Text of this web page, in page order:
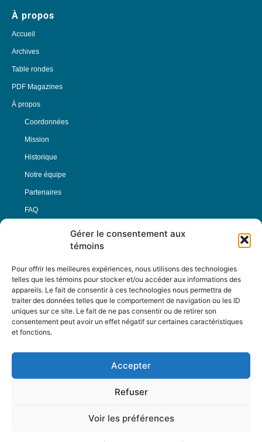
Gérer le consentement aux
témoins
Pour offrir les meilleures expériences, nous utilisons des technologies
telles que les témoins pour stocker et/ou accéder aux informations des
appareils. Le fait de consentir à ces technologies nous permettra de
traiter des données telles que le comportement de navigation ou les ID
uniques sur ce site. Le fait de ne pas consentir ou de retirer son
consentement peut avoir un effet négatif sur certaines caractéristiques
et fonctions.
Accepter
Refuser
Voir les préférences
À propos
Accueil
Archives
Table rondes
PDF Magazines
À propos
Coordonnées
Mission
Historique
Notre équipe
Partenaires
FAQ
Nous Suivre
12-3894 rue Sainte-Catherine Est,
SANS-FRAIS : 1-877-256-9009